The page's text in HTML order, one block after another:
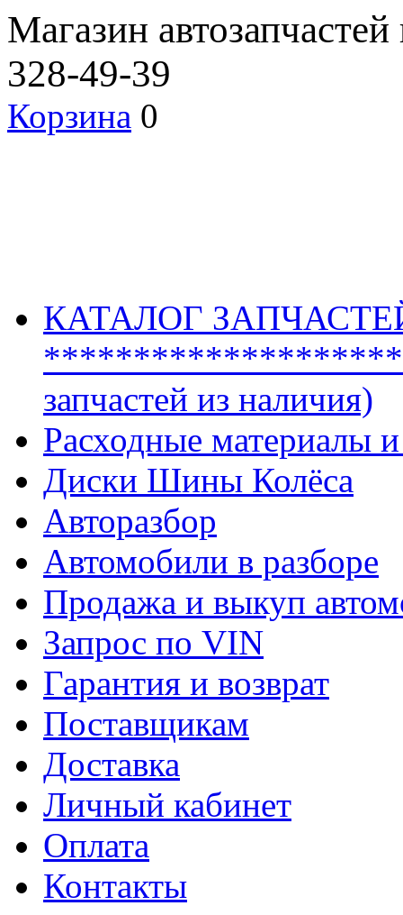
Магазин
328-49-39
Корзина 0
КАТАЛОГ
запчастей из наличия)
Расходные материалы
Диски Шины Колёса
Авторазбор
Автомобили в разборе
Продажа и выкуп
Запрос по VIN
Гарантия и возврат
Поставщикам
Доставка
Личный кабинет
Оплата
Контакты